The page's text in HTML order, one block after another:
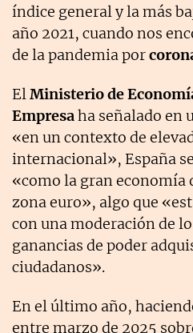
índice general y la más
año 2021, cuando nos
de la pandemia por
ElMinisterio de
Empresaha señalado en
«en un contexto de
internacional», España
«como la gran economía
zona euro», algo que
con una moderación de
ganancias de poder
ciudadanos».
En el último año,
entre marzo de 2025